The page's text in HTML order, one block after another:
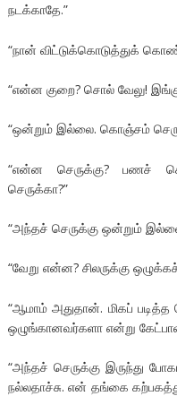
நடக்காதே.”
“நான் விட்டுக்கொடுத்துக்
“என்ன குறை? சொல் வேலு!
“ஒன்றும் இல்லை. கொஞ்சம்
“என்ன செருக்கு? பணச்
செருக்கா?”
“அந்தச் செருக்கு ஒன்றும்
“வேறு என்ன? சிலருக்கு
“ஆமாம் அதுதான். மிகப்
ஒழுங்கானவர்களா என்று
“அந்தச் செருக்கு இருந்து
நல்லதாச்சு. என் தங்கை